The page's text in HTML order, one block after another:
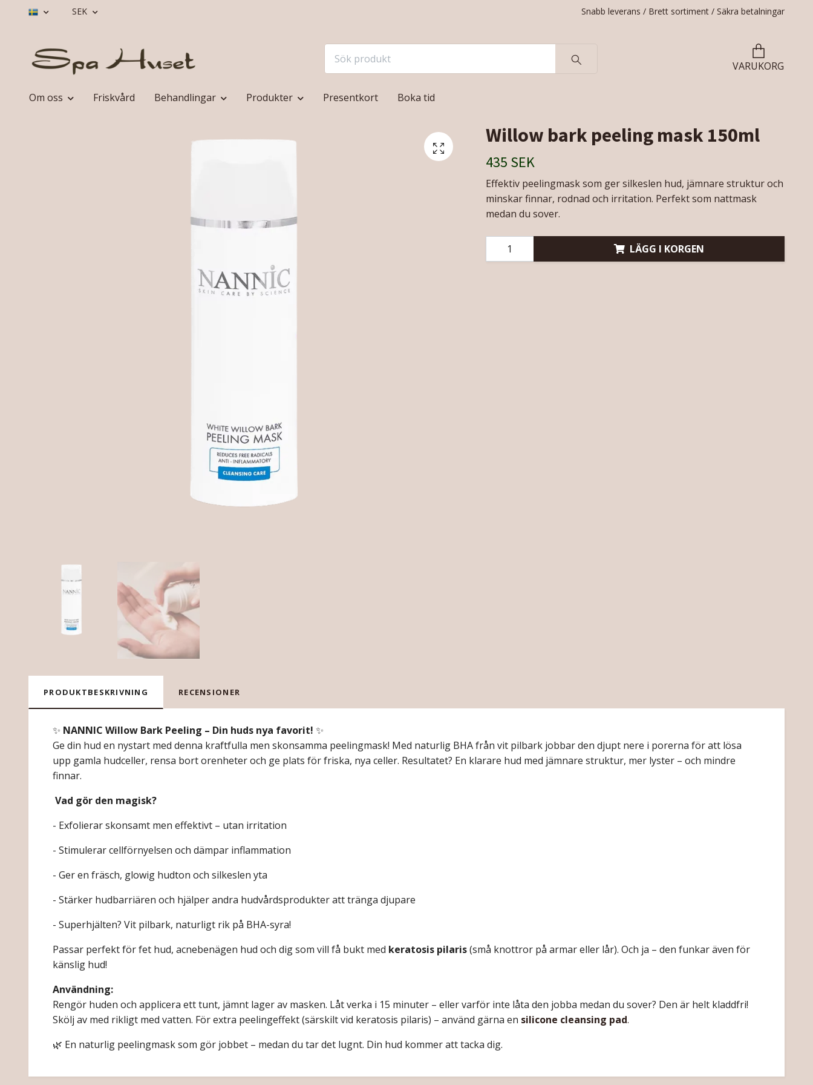
SEK Snabb leverans / Brett sortiment / Säkra betalningar
VARUKORG
Om oss Friskvård Behandlingar Produkter Presentkort Boka tid
Willow bark peeling mask 150ml
435 SEK
Effektiv peelingmask som ger silkeslen hud, jämnare struktur och
minskar finnar, rodnad och irritation. Perfekt som nattmask
medan du sover.
LÄGG I KORGEN
PRODUKTBESKRIVNING RECENSIONER
✨ NANNIC Willow Bark Peeling – Din huds nya favorit! ✨
Ge din hud en nystart med denna kraftfulla men skonsamma peelingmask! Med naturlig BHA från vit pilbark jobbar den djupt nere i porerna för att lösa
upp gamla hudceller, rensa bort orenheter och ge plats för friska, nya celler. Resultatet? En klarare hud med jämnare struktur, mer lyster – och mindre
finnar.
Vad gör den magisk?
- Exfolierar skonsamt men effektivt – utan irritation
- Stimulerar cellförnyelsen och dämpar inflammation
- Ger en fräsch, glowig hudton och silkeslen yta
- Stärker hudbarriären och hjälper andra hudvårdsprodukter att tränga djupare
- Superhjälten? Vit pilbark, naturligt rik på BHA-syra!
Passar perfekt för fet hud, acnebenägen hud och dig som vill få bukt med keratosis pilaris(små knottror på armar eller lår). Och ja – den funkar även för
känslig hud!
Användning:
Rengör huden och applicera ett tunt, jämnt lager av masken. Låt verka i 15 minuter – eller varför inte låta den jobba medan du sover? Den är helt kladdfri!
Skölj av med rikligt med vatten. För extra peelingeffekt (särskilt vid keratosis pilaris) – använd gärna en silicone cleansing pad.
🌿 En naturlig peelingmask som gör jobbet – medan du tar det lugnt. Din hud kommer att tacka dig.